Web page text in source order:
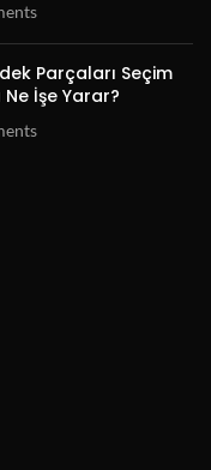
Parçaları Seçim
İşe Yarar?